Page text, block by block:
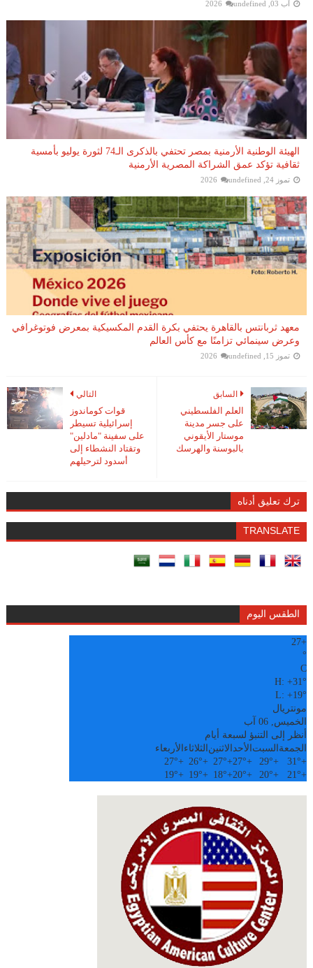
آب 03, 2026 undefined
الهيئة الوطنية الأرمنية بمصر تحتفي بالذكرى الـ74 لثورة يوليو بأمسية
ثقافية تؤكد عمق الشراكة المصرية الأرمنية
تموز 24, 2026 undefined
معهد ثربانتس بالقاهرة يحتفي بكرة القدم المكسيكية بمعرض فوتوغرافي
وعرض سينمائي تزامنًا مع كأس العالم
تموز 15, 2026 undefined
التالي
قوات كوماندوز
إسرائيلية تسيطر
على سفينة "مادلين"
وتقتاد النشطاء إلى
أسدود لترحيلهم
السابق
العلم الفلسطيني
على جسر مدينة
موستار الأيقوني
بالبوسنة والهرسك
ترك تعليق أدناه
TRANSLATE
الطقس اليوم
+
27
°
C
H:+31°
L:+19°
مونتريال
الخميس, 06 آب
أنظر إلى التنبؤ لسبعة أيام
الجمعة السبت الأحدالاثنين الثلاثاء الأربعاء
+
31°
+
29°
+
27°
+
27°
+
26°
+
27°
+
21°
+
20°
+
20°
+
18°
+
19°
+
19°